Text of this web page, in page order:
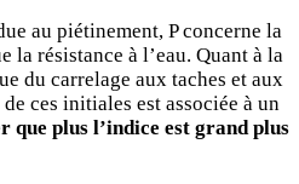
au piétinement, P concerne la
la résistance à l’eau. Quant à la
du carrelage aux taches et aux
ces initiales est associée à un
que plus l’indice est grand plus